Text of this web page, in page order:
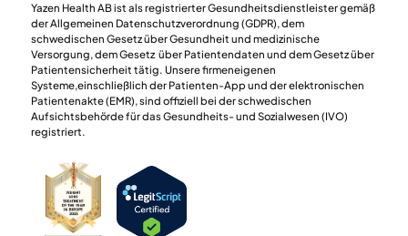
Yazen Health AB ist als registrierter Gesundheitsdienstleister gemäß
der Allgemeinen Datenschutzverordnung (GDPR), dem
schwedischen Gesetz über Gesundheit und medizinische
Versorgung, dem Gesetz über Patientendaten und dem Gesetz über
Patientensicherheit tätig. Unsere firmeneigenen
Systeme,einschließlich der Patienten-App und der elektronischen
Patientenakte (EMR), sind offiziell bei der schwedischen
Aufsichtsbehörde für das Gesundheits- und Sozialwesen (IVO)
registriert.